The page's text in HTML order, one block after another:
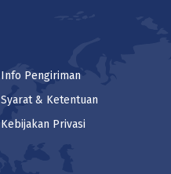
Info Pengiriman
Syarat & Ketentuan
Kebijakan Privasi